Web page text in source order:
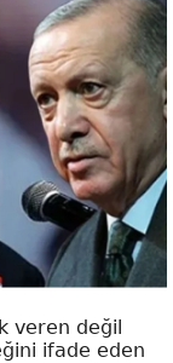
veren değil
ifade eden